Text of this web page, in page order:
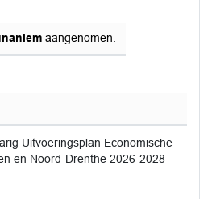
aangenomen.
Uitvoeringsplan Economische
en Noord-Drenthe 2026-2028